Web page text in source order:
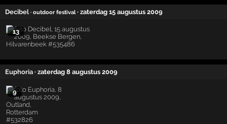
Decibel · outdoor festival · zaterdag 15 augustus 2009
13
Euphoria · zaterdag 8 augustus 2009
9